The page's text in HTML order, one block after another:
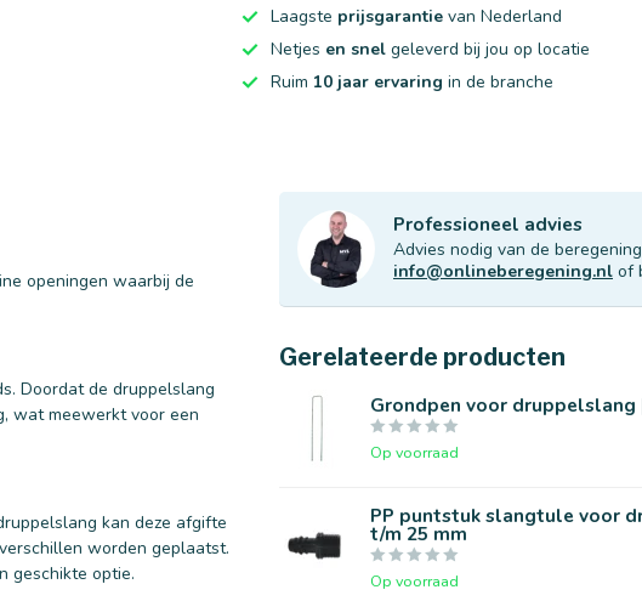
Laagste prijsgarantie van Nederland
Netjes en snel geleverd bij jou op locatie
Ruim 10 jaar ervaring in de branche
openingen waarbij de
Doordat de druppelslang
wat meewerkt voor een
kan deze afgifte
worden geplaatst.
geschikte optie.
Professioneel advies
Advies nodig van de
info@onlineberegening.nl of
Gerelateerde producten
Grondpen voor druppelslang
Op voorraad
PP puntstuk slangtule voor
t/m 25 mm
Op voorraad